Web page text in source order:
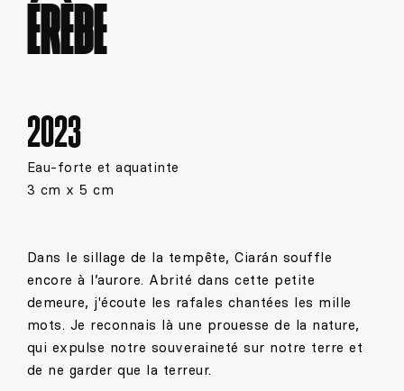
ÉRÈBE
2023
Eau-forte et aquatinte
3 cm x 5 cm
Dans le sillage de la tempête, Ciarán souffle
encore à l’aurore. Abrité dans cette petite
demeure, j'écoute les rafales chantées les mille
mots. Je reconnais là une prouesse de la nature,
qui expulse notre souveraineté sur notre terre et
de ne garder que la terreur.